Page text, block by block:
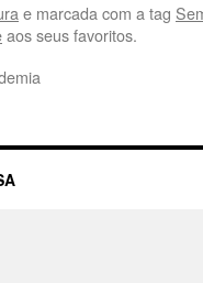
e marcada com a tag
aos seus favoritos.